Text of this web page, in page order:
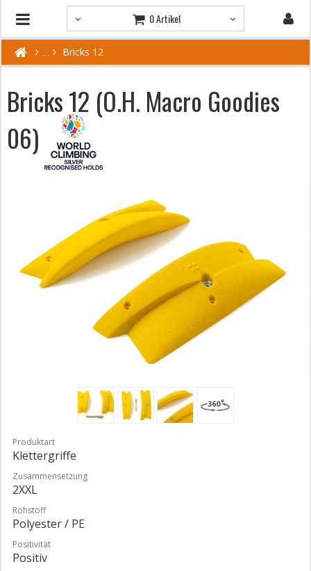
0 Artikel
Bricks 12
Bricks 12 (O.H. Macro Goodies
06)
Produktart
Klettergriffe
Zusammensetzung
2XXL
Rohstoff
Polyester / PE
Positivität
Positiv